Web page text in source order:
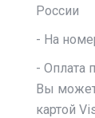
России
- На
- Оплата
Вы
картой